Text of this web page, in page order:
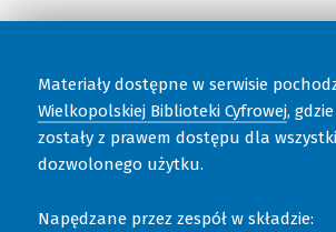
Materiały dostępne w serwisie
Wielkopolskiej Biblioteki Cyfrowej,
zostały z prawem dostępu dla
dozwolonego użytku.
Napędzane przez zespół w składzie: